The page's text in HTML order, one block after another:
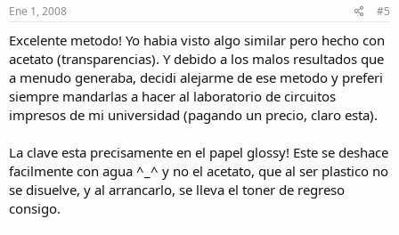
Ene 1, 2008 #5
Excelente metodo! Yo habia visto algo similar pero hecho con
acetato (transparencias). Y debido a los malos resultados que
a menudo generaba, decidi alejarme de ese metodo y preferi
siempre mandarlas a hacer al laboratorio de circuitos
impresos de mi universidad (pagando un precio, claro esta).
La clave esta precisamente en el papel glossy! Este se deshace
facilmente con agua ^_^ y no el acetato, que al ser plastico no
se disuelve, y al arrancarlo, se lleva el toner de regreso
consigo.